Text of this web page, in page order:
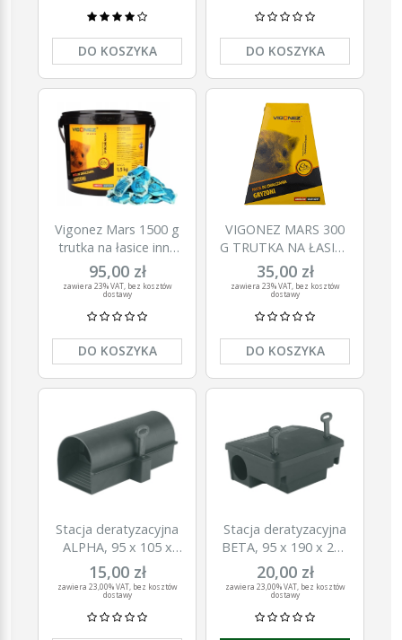
DO KOSZYKA DO KOSZYKA
Vigonez Mars 1500 g
trutka na łasice inne
gryzonie
95,00 zł
zawiera 23% VAT, bez kosztów
dostawy
DO KOSZYKA
VIGONEZ MARS 300
G TRUTKA NA ŁASICE
KUNY GRYZONIE
35,00 zł
zawiera 23% VAT, bez kosztów
dostawy
DO KOSZYKA
Stacja deratyzacyjna
ALPHA, 95 x 105 x
240 mm, myszy i
szczury
15,00 zł
zawiera 23,00% VAT, bez kosztów
dostawy
Stacja deratyzacyjna
BETA, 95 x 190 x 230
mm, myszy i szczury
20,00 zł
zawiera 23,00% VAT, bez kosztów
dostawy